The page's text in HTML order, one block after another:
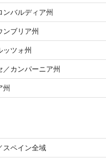
ンバルディア州
ンブリア州
ッツォ州
／カンパーニア州
州
スペイン全域